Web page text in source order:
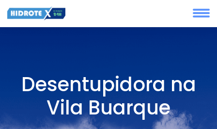
Desentupidora na
Vila Buarque